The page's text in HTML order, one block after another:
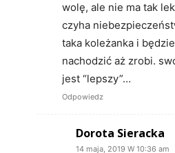
wolę, ale nie ma tak
czyha
taka koleżanka i
nachodzić aż zrobi.
jest “lepszy”…
Odpowiedz
Dorota Sieracka
14 maja, 2019 W 10:36 am